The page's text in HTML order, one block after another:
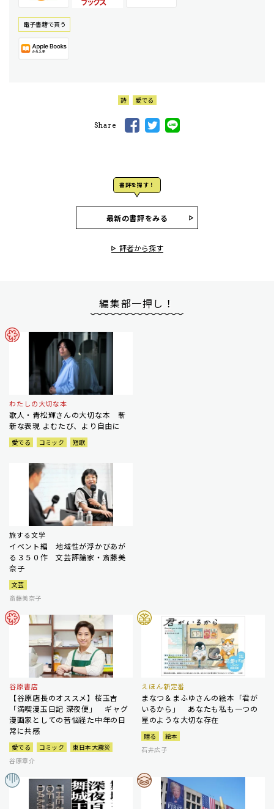
電⼦書籍で買う
詩 愛でる
Share
書評を探す！
最新の書評をみる
評者から探す
編集部一押し！
わたしの大切な本
歌人・青松輝さんの大切な本 斬
新な表現 よむたび、より自由に
愛でる コミック 短歌
旅する文学
イベント編 地域性が浮かびあが
る３５０作 文芸評論家・斎藤美
奈子
文芸
斎藤美奈子
谷原書店
【谷原店長のオススメ】桜玉吉
「満喫漫玉日記 深夜便」 ギャグ
漫画家としての苦悩経た中年の日
常に共感
愛でる コミック
東日本大震災
谷原章介
えほん新定番
まなつ＆まふゆさんの絵本「君が
いるから」 あなたも私も一つの
星のような大切な存在
贈る
絵本
石井広子